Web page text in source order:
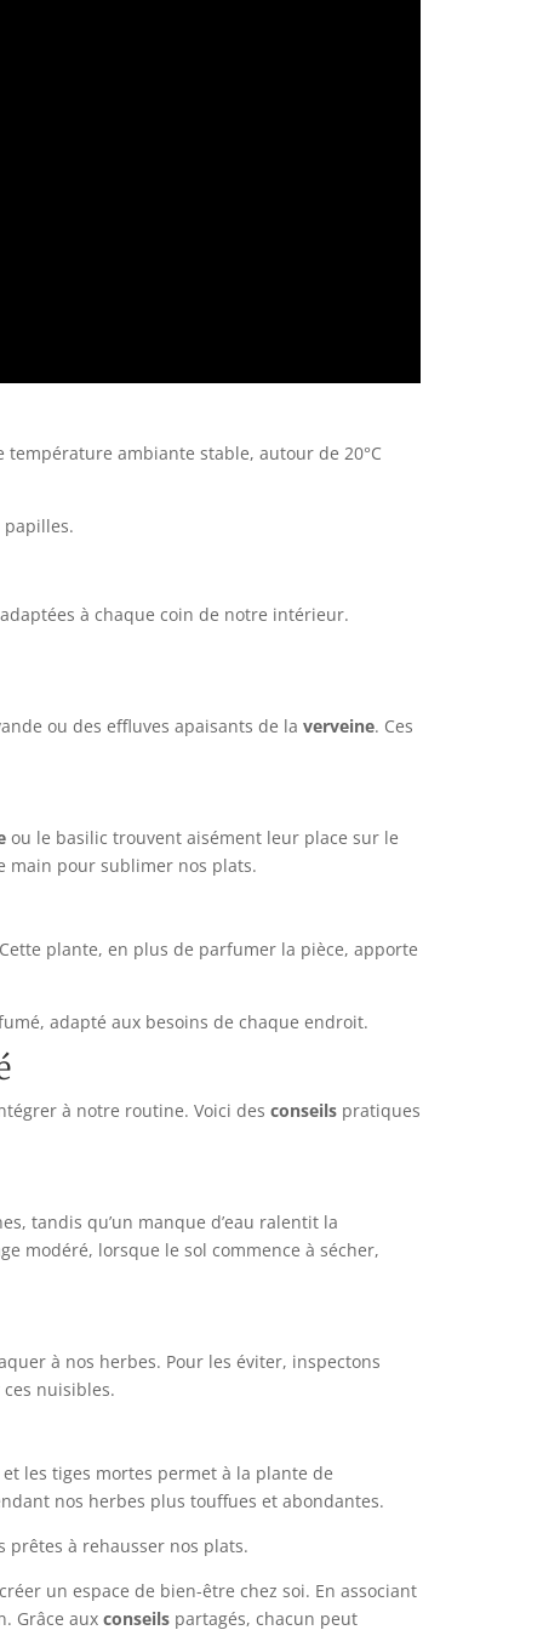
ambiante stable, autour de 20°C
à chaque coin de notre intérieur.
ou des effluves apaisants de la verveine. Ces
ou le basilic trouvent aisément leur place sur le
main pour sublimer nos plats.
plante, en plus de parfumer la pièce, apporte
adapté aux besoins de chaque endroit.
à notre routine. Voici des conseilspratiques
tandis qu’un manque d’eau ralentit la
modéré, lorsque le sol commence à sécher,
à nos herbes. Pour les éviter, inspectons
nuisibles.
les tiges mortes permet à la plante de
nos herbes plus touffues et abondantes.
à rehausser nos plats.
un espace de bien-être chez soi. En associant
Grâce aux conseilspartagés, chacun peut